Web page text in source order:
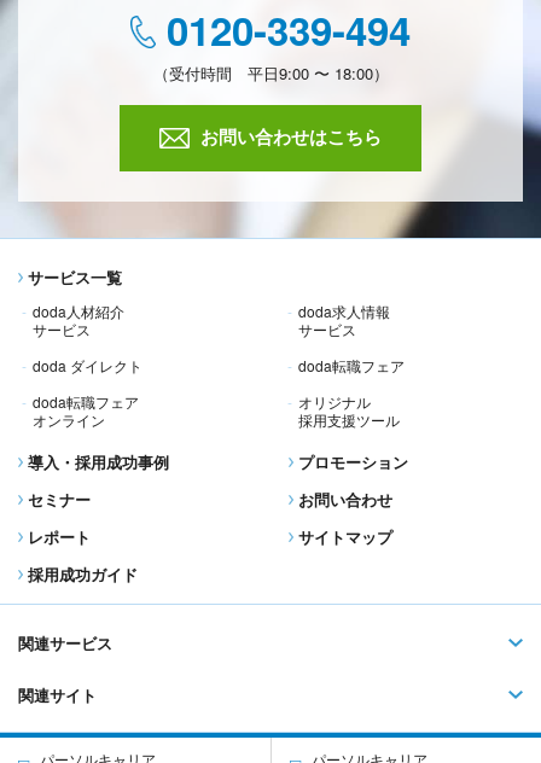
0120-339-494
（受付時間 平日9:00 〜 18:00）
お問い合わせはこちら
サービス一覧
doda人材紹介
サービス
doda求人情報
サービス
doda ダイレクト
doda転職フェア
doda転職フェア
オンライン
オリジナル
採用支援ツール
導入・採用成功事例
セミナー
レポート
採用成功ガイド
プロモーション
お問い合わせ
サイトマップ
関連サービス
関連サイト
パーソルキャリア パーソルキャリア